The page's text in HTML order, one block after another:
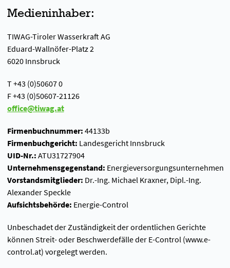
Medieninhaber:
TIWAG-Tiroler Wasserkraft AG
Eduard-Wallnöfer-Platz 2
6020 Innsbruck
T +43 (0)50607 0
F +43 (0)50607-21126
office@tiwag.at
Firmenbuchnummer: 44133b
Firmenbuchgericht: Landesgericht Innsbruck
UID-Nr.: ATU31727904
Unternehmensgegenstand: Energieversorgungsunternehmen
Vorstandsmitglieder: Dr.-Ing. Michael Kraxner, Dipl.-Ing.
Alexander Speckle
Aufsichtsbehörde: Energie-Control
Unbeschadet der Zuständigkeit der ordentlichen Gerichte
können Streit- oder Beschwerdefälle der E-Control (www.e-
control.at) vorgelegt werden.